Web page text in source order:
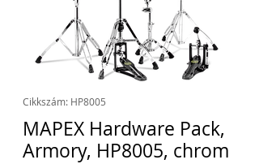
Cikkszám: HP8005
MAPEX Hardware Pack,
Armory, HP8005, chrom